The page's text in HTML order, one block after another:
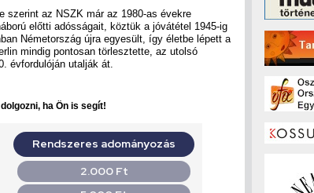
szerint az NSZK már az 1980-as évekre
előtti adósságait, köztük a jóvátétel 1945-ig
Németország újra egyesült, így életbe lépett a
mindig pontosan törlesztette, az utolsó
évfordulóján utalják át.
ha Ön is segít!